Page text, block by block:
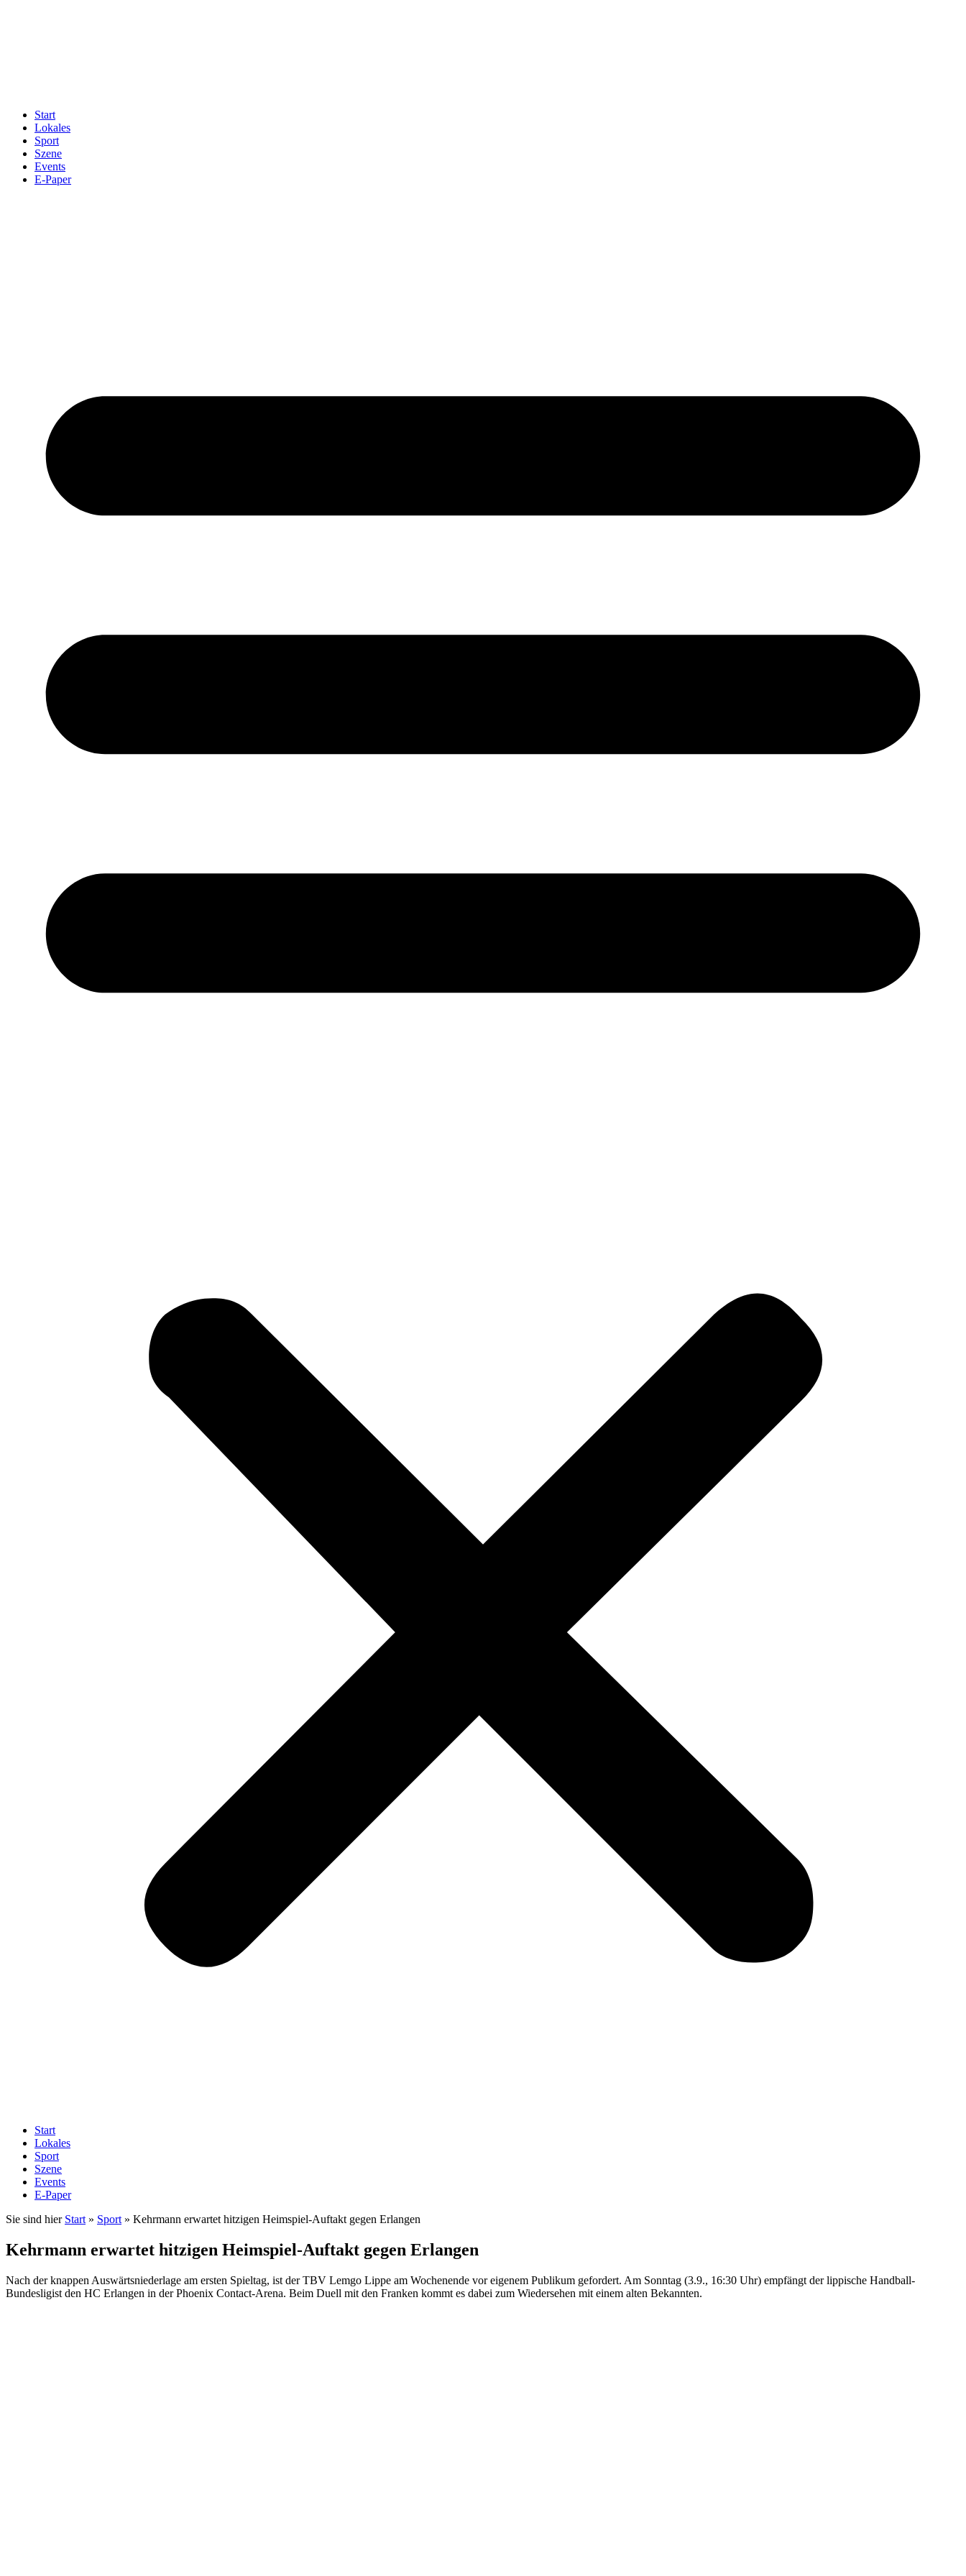
Start
Lokales
Sport
Szene
Events
E-Paper
Start
Lokales
Sport
Szene
Events
E-Paper
Sie sind hier Start » Sport » Kehrmann erwartet hitzigen Heimspiel-Auftakt gegen Erlangen
Kehrmann erwartet hitzigen Heimspiel-Auftakt gegen Erlangen
Nach der knappen Auswärtsniederlage am ersten Spieltag, ist der TBV Lemgo Lippe am Wochenende vor eigenem Publikum gefordert. Am Sonntag (3.9., 16:30 Uhr) empfängt der lippische Handball-
Bundesligist den HC Erlangen in der Phoenix Contact-Arena. Beim Duell mit den Franken kommt es dabei zum Wiedersehen mit einem alten Bekannten.